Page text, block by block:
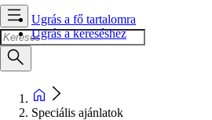
Ugrás a fő tartalomra
Ugrás a kereséshez
Speciális ajánlatok